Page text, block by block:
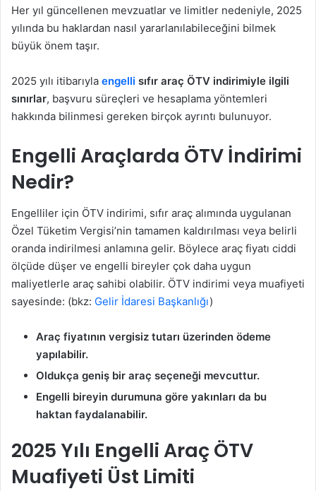
Her yıl güncellenen mevzuatlar ve limitler nedeniyle, 2025
yılında bu haklardan nasıl yararlanılabileceğini bilmek
büyük önem taşır.
2025 yılı itibarıyla engelli sıfır araç ÖTV indirimiyle ilgili
sınırlar, başvuru süreçleri ve hesaplama yöntemleri
hakkında bilinmesi gereken birçok ayrıntı bulunuyor.
Engelli Araçlarda ÖTV İndirimi
Nedir?
Engelliler için ÖTV indirimi, sıfır araç alımında uygulanan
Özel Tüketim Vergisi’nin tamamen kaldırılması veya belirli
oranda indirilmesi anlamına gelir. Böylece araç fiyatı ciddi
ölçüde düşer ve engelli bireyler çok daha uygun
maliyetlerle araç sahibi olabilir. ÖTV indirimi veya muafiyeti
sayesinde: (bkz: Gelir İdaresi Başkanlığı)
Araç fiyatının vergisiz tutarı üzerinden ödeme
yapılabilir.
Oldukça geniş bir araç seçeneği mevcuttur.
Engelli bireyin durumuna göre yakınları da bu
haktan faydalanabilir.
2025 Yılı Engelli Araç ÖTV
Muafiyeti Üst Limiti